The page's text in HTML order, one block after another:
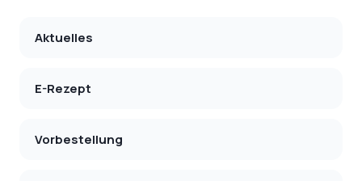
Aktuelles
E-Rezept
Vorbestellung